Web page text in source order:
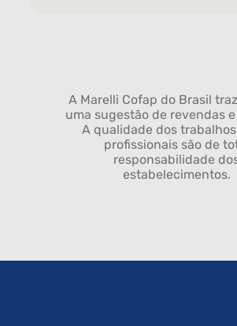
A Marelli Cofap do Brasil
uma sugestão de revendas
A qualidade dos
profissionais são de
responsabilidade
estabelecimentos.